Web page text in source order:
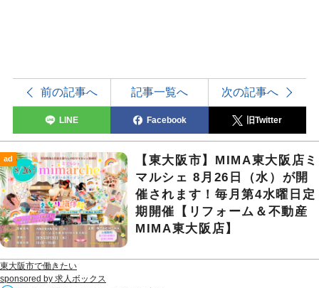
前の記事へ 記事一覧へ 次の記事へ
LINE Facebook 旧Twitter
ad
【東大阪市】MIMA東大阪店ミ
マルシェ 8月26日（水）が開
催されます！毎月第4水曜日定
期開催【リフォーム＆不動産
MIMA東大阪店】
東大阪市で働きたい
sponsored by 求人ボックス